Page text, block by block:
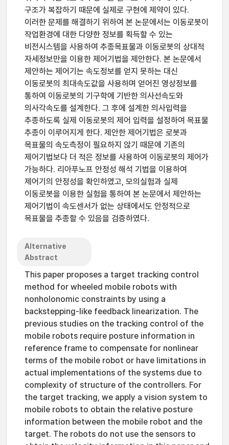
구조가 복잡하기 때문에 실제로 구현에 제약이 있다.
이러한 문제를 해결하기 위하여 본 논문에서는 이동로봇이
작업환경에 대한 다양한 정보를 획득할 수 있는
비전시스템을 사용하여 추종목표물과 이동로봇의 상대적
자세정보만을 이용한 제어기법을 제안한다. 본 논문에서
제안하는 제어기는 속도정보를 얻지 못하는 대신
이동로봇의 최대속도값을 사용하며 얻어진 영상정보를
통하여 이동로봇의 기구학에 기반한 의사선속도와
의사각속도를 설계한다. 그 후에 설계한 의사입력을
추종하도록 실제 이동로봇의 제어 입력을 설정하여 목표물
추종이 이루어지게 한다. 제안한 제어기법은 로봇과
목표물의 속도측정이 필요하지 않기 때문에 기존의
제어기법보다 더 적은 정보를 사용하여 이동로봇의 제어가
가능하다. 리아푸노프 안정성 해석 기법을 이용하여
제어기의 안정성을 확인하였고, 모의실험과 실제
이동로봇을 이용한 실험을 통하여 본 논문에서 제안하는
제어기법이 속도센서가 없는 상태에서도 안정적으로
목표물을 추종할 수 있음을 검증하였다.
Alternative
Abstract
This paper proposes a target tracking control
method for wheeled mobile robots with
nonholonomic constraints by using a
backstepping-like feedback linearization. The
previous studies on the tracking control of the
mobile robots require posture information in
reference frame to compensate for nonlinear
terms of the mobile robot or have limitations in
actual implementations of the systems due to
complexity of structure of the controllers. For
the target tracking, we apply a vision system to
mobile robots to obtain the relative posture
information between the mobile robot and the
target. The robots do not use the sensors to